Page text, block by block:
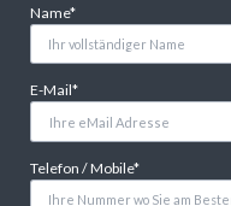
Pflichtfeld
Name*
Pflichtfeld
E-Mail*
Pflichtfeld
Telefon / Mobile*